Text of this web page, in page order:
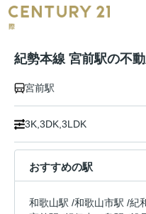
紀勢本線 宮前駅の不
宮前駅
3K,3DK,3LDK
おすすめの駅
和歌山駅 /和歌山市駅 /紀